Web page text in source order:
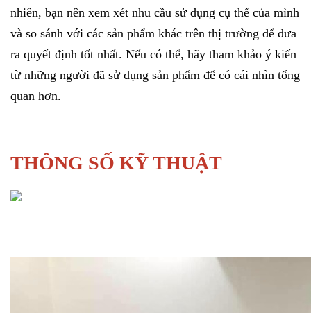
nhiên, bạn nên xem xét nhu cầu sử dụng cụ thể của mình
và so sánh với các sản phẩm khác trên thị trường để đưa
ra quyết định tốt nhất. Nếu có thể, hãy tham khảo ý kiến
từ những người đã sử dụng sản phẩm để có cái nhìn tổng
quan hơn.
THÔNG SỐ KỸ THUẬT